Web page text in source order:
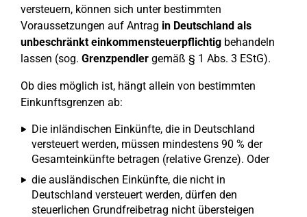
versteuern, können sich unter bestimmten
Voraussetzungen auf Antrag in Deutschland als
unbeschränkt einkommensteuerpflichtig behandeln
lassen (sog. Grenzpendler gemäß § 1 Abs. 3 EStG).
Ob dies möglich ist, hängt allein von bestimmten
Einkunftsgrenzen ab:
Die inländischen Einkünfte, die in Deutschland
versteuert werden, müssen mindestens 90 % der
Gesamteinkünfte betragen (relative Grenze). Oder
die ausländischen Einkünfte, die nicht in
Deutschland versteuert werden, dürfen den
steuerlichen Grundfreibetrag nicht übersteigen